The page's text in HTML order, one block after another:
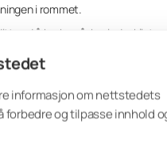
informasjon om nettstedets
forbedre og tilpasse innhold
i rommet.
ved å bruke
eller soverommene for å spre
og kan enkelt fjernes
papir eller påskepynt. Fyll
for å overraske
elementer i